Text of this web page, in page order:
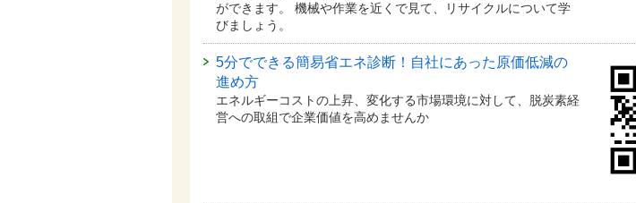
ができます。 機械や作業を近くで見て、リサイクルについて学
びましょう。
5分でできる簡易省エネ診断！自社にあった原価低減の
進め方
エネルギーコストの上昇、変化する市場環境に対して、脱炭素経
営への取組で企業価値を高めませんか